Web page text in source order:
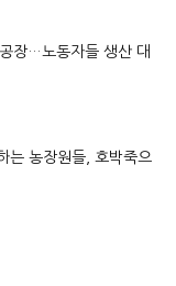
장…노동자들 생산 대
는 농장원들, 호박죽으